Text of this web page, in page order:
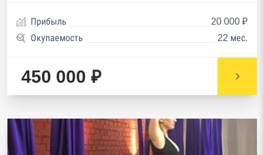
Прибыль
20 000 ₽
Окупаемость
22 мес.
450 000 ₽